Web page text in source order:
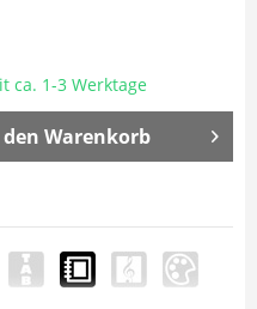
ca. 1-3 Werktage
Warenkorb